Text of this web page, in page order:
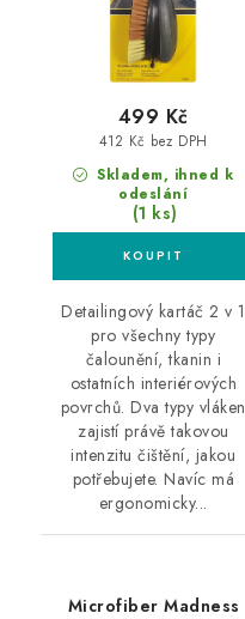
Skladem, ihned k
odeslání
(1 ks)
412 Kč bez DPH
499 Kč
Detailingový kartáč 2 v 1
pro všechny typy
čalounění, tkanin i
ostatních interiérových
povrchů. Dva typy vláken
zajistí právě takovou
intenzitu čištění, jakou
potřebujete. Navíc má
ergonomicky...
Microfiber Madness